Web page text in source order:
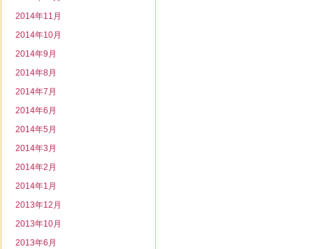
2014年11月
2014年10月
2014年9月
2014年8月
2014年7月
2014年6月
2014年5月
2014年3月
2014年2月
2014年1月
2013年12月
2013年10月
2013年6月